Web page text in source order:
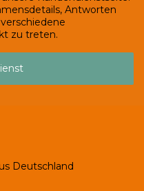
Antworten
zu treten.
Deutschland